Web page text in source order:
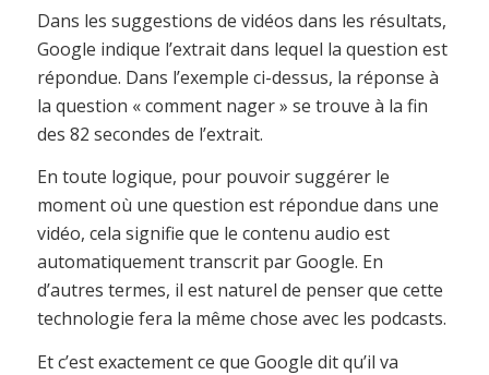
Dans les suggestions de vidéos dans les résultats,
Google indique l’extrait dans lequel la question est
répondue. Dans l’exemple ci-dessus, la réponse à
la question « comment nager » se trouve à la fin
des 82 secondes de l’extrait.
En toute logique, pour pouvoir suggérer le
moment où une question est répondue dans une
vidéo, cela signifie que le contenu audio est
automatiquement transcrit par Google. En
d’autres termes, il est naturel de penser que cette
technologie fera la même chose avec les podcasts.
Et c’est exactement ce que Google dit qu’il va